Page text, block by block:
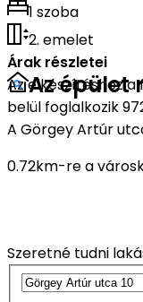
1 szoba
2. emelet
Árak részletei
Az elkészítéshez
belül foglalkozik
Az épület
A Görgey Artúr
0.72km-re a
Szeretné tudni